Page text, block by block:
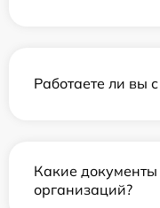
Работаете ли вы
Какие
организаций?